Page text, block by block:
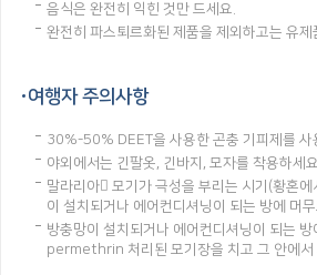
음식은 완전히 익힌 것만 드세요.
완전히 파스퇴르화된 제품을 제외하고는 유제
여행자 주의사항
30%-50% DEET을 사용한 곤충 기피제를 사
야외에서는 긴팔옷, 긴바지, 모자를 착용하세요.
말라리아 모기가 극성을 부리는 시기(황혼
이 설치되거나 에어컨디셔닝이 되는 방에 머
방충망이 설치되거나 에어컨디셔닝이 되는 방
permethrin 처리된 모기장을 치고 그 안에서